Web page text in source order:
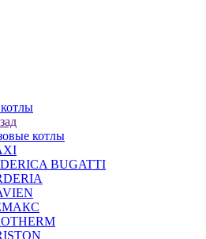
котлы
BUGATTI